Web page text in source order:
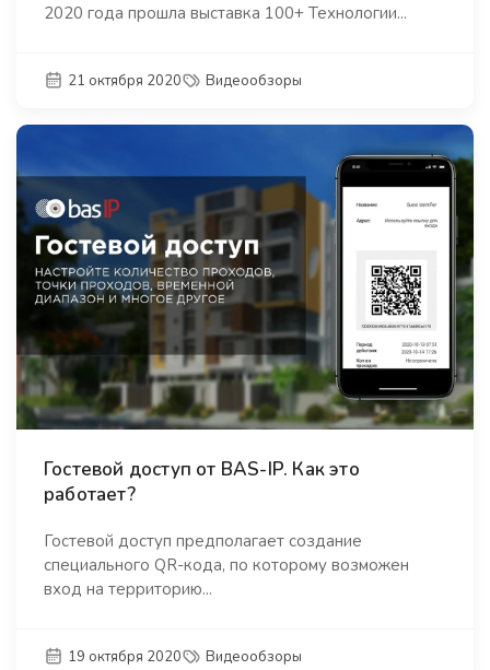
2020 года прошла выставка 100+ Технологии...
21 октября 2020 Видеообзоры
Гостевой доступ от BAS-IP. Как это
работает?
Гостевой доступ предполагает создание
специального QR-кода, по которому возможен
вход на территорию...
19 октября 2020 Видеообзоры